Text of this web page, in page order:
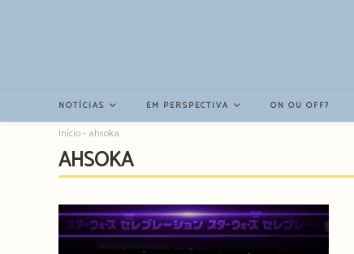
NOTÍCIAS EM PERSPECTIVA ON OU OFF?
Início- ahsoka
AHSOKA